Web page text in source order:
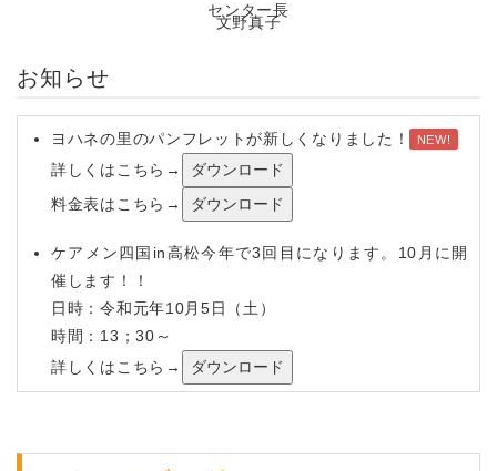
センター長
文野真子
お知らせ
ヨハネの里のパンフレットが新しくなりました！ NEW!
詳しくはこちら→
料金表はこちら→
ケアメン四国in高松今年で3回目になります。10月に開
催します！！
日時：令和元年10月5日（土）
時間：13；30～
詳しくはこちら→